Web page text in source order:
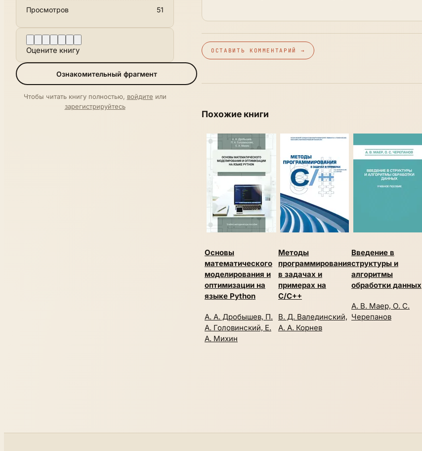
Просмотров 51
Оцените книгу
Ознакомительный фрагмент
Чтобы читать книгу полностью, войдите или
зарегистрируйтесь
ОСТАВИТЬ КОММЕНТАРИЙ →
Похожие книги
Основы
математического
моделирования и
оптимизации на
языке Python
А. А. Дробышев, П.
А. Головинский, Е.
А. Михин
Методы
программирования
в задачах и
примерах на
C/C++
В. Д. Валединский,
А. А. Корнев
Введение в
структуры и
алгоритмы
обработки данных
А. В. Маер, О. С.
Черепанов